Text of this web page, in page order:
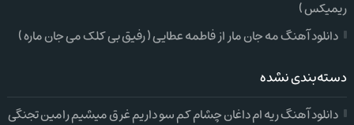
ریمیکس )
دانلود آهنگ مه جان مار از فاطمه عطایی ( رفیق بی کلک می جان ماره )
دسته‌بندی نشده
دانلود آهنگ ریه ام داغان چشام کم سو داریم غرق میشیم رامین تجنگی